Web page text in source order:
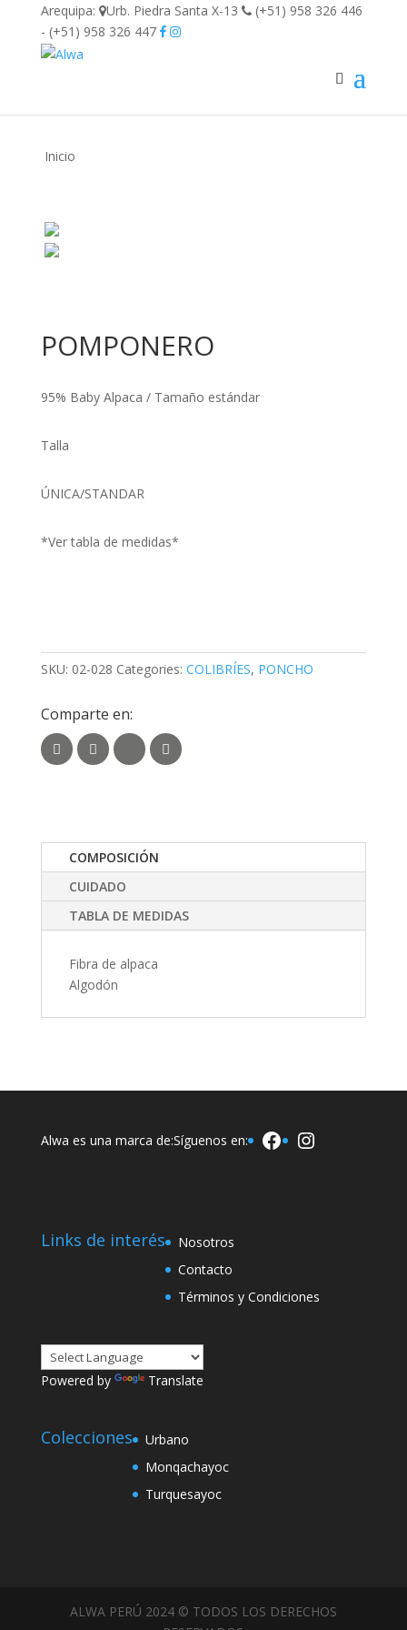
Arequipa: Urb. Piedra Santa X-13
(+51) 958 326 446
- (+51) 958 326 447
Inicio
POMPONERO
95% Baby Alpaca / Tamaño estándar
Talla
ÚNICA/STANDAR
*Ver tabla de medidas*
SKU: 02-028 Categories: COLIBRÍES, PONCHO
Comparte en:
COMPOSICIÓN
CUIDADO
TABLA DE MEDIDAS
Fibra de alpaca
Algodón
Alwa es una marca de:Síguenos en: Facebook
Instagram
Links de interés
Nosotros
Contacto
Términos y Condiciones
Powered by Translate
Colecciones
Urbano
Monqachayoc
Turquesayoc
ALWA PERÚ 2024 © TODOS LOS DERECHOS